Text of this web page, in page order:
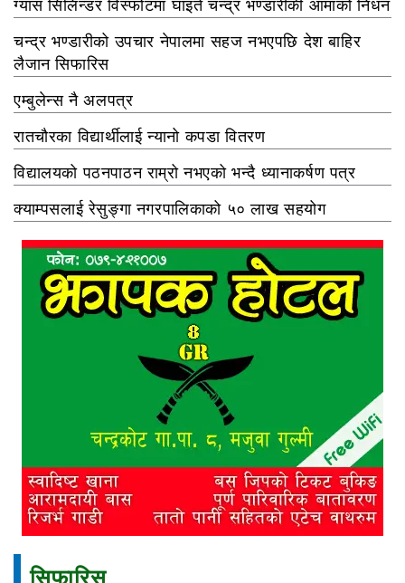
ग्यास सिलिन्डर विस्फोटमा घाइते चन्द्र भण्डारीकी आमाको निधन
चन्द्र भण्डारीको उपचार नेपालमा सहज नभएपछि देश बाहिर
लैजान सिफारिस
एम्बुलेन्स नै अलपत्र
रातचौरका विद्यार्थीलाई न्यानो कपडा वितरण
विद्यालयको पठनपाठन राम्रो नभएको भन्दै ध्यानाकर्षण पत्र
क्याम्पसलाई रेसुङ्गा नगरपालिकाको ५० लाख सहयोग
सिफारिस